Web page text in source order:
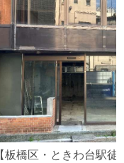
【板橋区・ときわ台駅徒